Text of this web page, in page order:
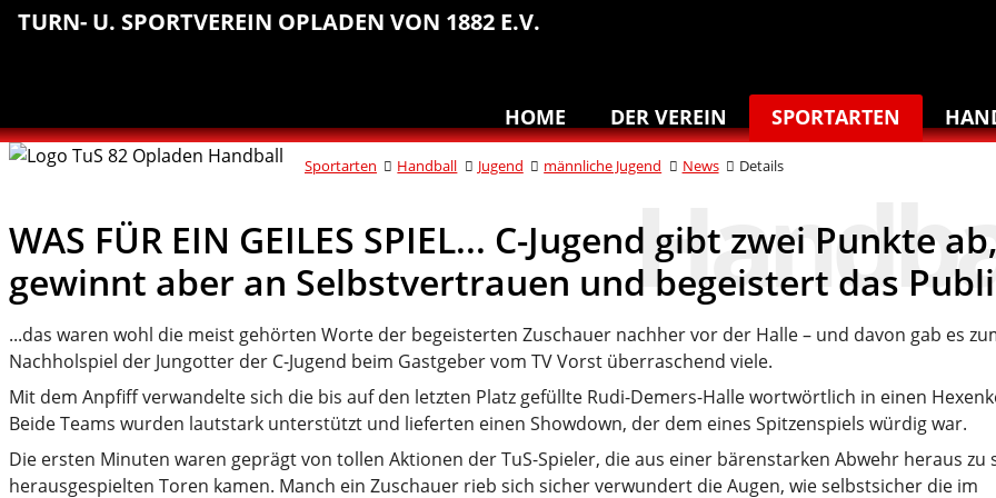
Sprungmarken
Inhalt
Hauptnavigation
Abteilungsnavigation
Fußbereich
TURN- U. SPORTVEREIN OPLADEN VON 1882 E.V.
HOME DER VEREIN SPORTARTEN
Sportarten Handball Jugend männliche Jugend News Details
WAS FÜR EIN GEILES SPIEL... C-Jugend gibt zwei Punkte ab,
gewinnt aber an Selbstvertrauen und begeistert das
...das waren wohl die meist gehörten Worte der begeisterten Zuschauer nachher vor der Halle – und davon gab es
Nachholspiel der Jungotter der C-Jugend beim Gastgeber vom TV Vorst überraschend viele.
Mit dem Anpfiff verwandelte sich die bis auf den letzten Platz gefüllte Rudi-Demers-Halle wortwörtlich in einen
Beide Teams wurden lautstark unterstützt und lieferten einen Showdown, der dem eines Spitzenspiels würdig war.
Die ersten Minuten waren geprägt von tollen Aktionen der TuS-Spieler, die aus einer bärenstarken Abwehr heraus zu
herausgespielten Toren kamen. Manch ein Zuschauer rieb sich sicher verwundert die Augen, wie selbstsicher die im